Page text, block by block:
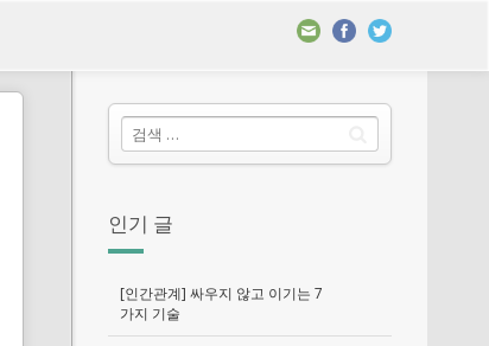
인기 글
[인간관계] 싸우지 않고 이기는 7
가지 기술